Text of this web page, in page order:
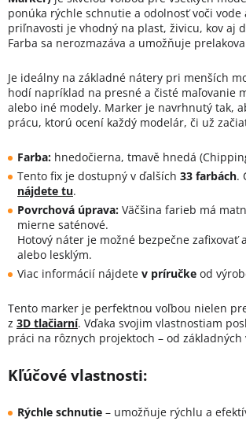
ponúka rýchle schnutie a odolnosť voči
priľnavosti je vhodný na plast, živicu, kov aj
Farba sa nerozmazáva a umožňuje
Je ideálny na základné nátery pri menších
hodí napríklad na presné a čisté maľovanie
alebo iné modely. Marker je navrhnutý tak,
prácu, ktorú ocení každý modelár, či už
Farba: hnedočierna, tmavě hnedá
Tento fix je dostupný v ďalších 33 farbách.
nájdete tu.
Povrchová úprava: Väčšina farieb má
mierne saténové.
Hotový náter je možné bezpečne zafixovať
alebo lesklým.
Viac informácií nájdete v príručke od
Tento marker je perfektnou voľbou nielen
z 3D tlačiarní. Vďaka svojim vlastnostiam
práci na rôznych projektoch – od
Kľúčové vlastnosti:
Rýchle schnutie – umožňuje rýchlu a